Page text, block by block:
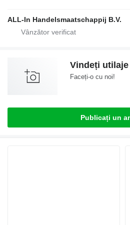
ALL-In Handelsmaatschappij B.V.
Vindeți
Faceți-o cu noi!
Publicați un